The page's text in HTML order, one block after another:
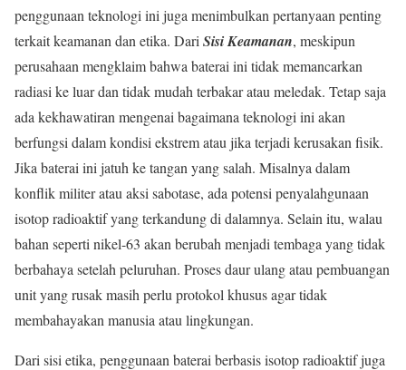
penggunaan teknologi ini juga menimbulkan pertanyaan penting
terkait keamanan dan etika. Dari Sisi Keamanan, meskipun
perusahaan mengklaim bahwa baterai ini tidak memancarkan
radiasi ke luar dan tidak mudah terbakar atau meledak. Tetap saja
ada kekhawatiran mengenai bagaimana teknologi ini akan
berfungsi dalam kondisi ekstrem atau jika terjadi kerusakan fisik.
Jika baterai ini jatuh ke tangan yang salah. Misalnya dalam
konflik militer atau aksi sabotase, ada potensi penyalahgunaan
isotop radioaktif yang terkandung di dalamnya. Selain itu, walau
bahan seperti nikel-63 akan berubah menjadi tembaga yang tidak
berbahaya setelah peluruhan. Proses daur ulang atau pembuangan
unit yang rusak masih perlu protokol khusus agar tidak
membahayakan manusia atau lingkungan.
Dari sisi etika, penggunaan baterai berbasis isotop radioaktif juga